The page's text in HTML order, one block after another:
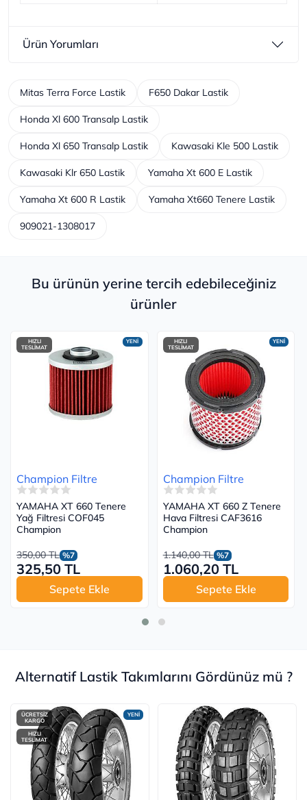
Ürün Yorumları
Mitas Terra Force Lastik F650 Dakar Lastik
Honda Xl 600 Transalp Lastik
Honda Xl 650 Transalp Lastik Kawasaki Kle 500 Lastik
Kawasaki Klr 650 Lastik Yamaha Xt 600 E Lastik
Yamaha Xt 600 R Lastik Yamaha Xt660 Tenere Lastik
909021-1308017
Bu ürünün yerine tercih edebileceğiniz
ürünler
YENİ
HIZLI
TESLİMAT
Champion Filtre
YAMAHA XT 660 Tenere
Yağ Filtresi COF045
Champion
350,00 TL %7
325,50 TL
Sepete Ekle
YENİ
HIZLI
TESLİMAT
Champion Filtre
YAMAHA XT 660 Z Tenere
Hava Filtresi CAF3616
Champion
1.140,00 TL %7
1.060,20 TL
Sepete Ekle
Alternatif Lastik Takımlarını Gördünüz mü ?
YENİ
ÜCRETSİZ
KARGO
HIZLI
TESLİMAT